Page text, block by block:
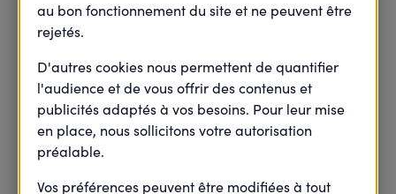
Tag produit -
événements de vie
Retour
au bon fonctionnement du site et ne peuvent être
rejetés.
D'autres cookies nous permettent de quantifier
l'audience et de vous offrir des contenus et
publicités adaptés à vos besoins. Pour leur mise
en place, nous sollicitons votre autorisation
préalable.
Vos préférences peuvent être modifiées à tout